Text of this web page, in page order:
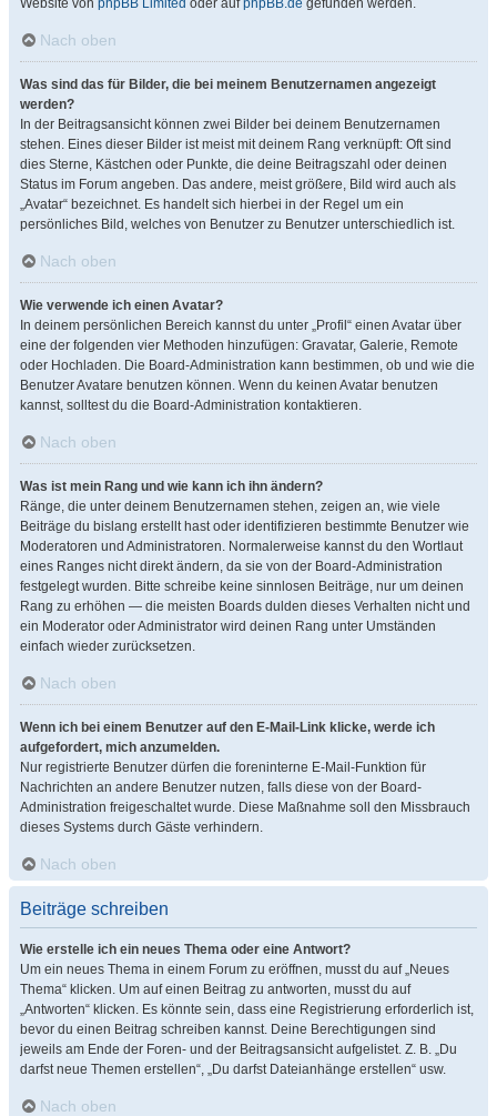
Website von phpBB Limited oder aufphpBB.de gefunden werden.
Nach oben
Was sind das für Bilder, die bei meinem Benutzernamen angezeigt
werden?
In der Beitragsansicht können zwei Bilder bei deinem Benutzernamen
stehen. Eines dieser Bilder ist meist mit deinem Rang verknüpft: Oft sind
dies Sterne, Kästchen oder Punkte, die deine Beitragszahl oder deinen
Status im Forum angeben. Das andere, meist größere, Bild wird auch als
„Avatar“ bezeichnet. Es handelt sich hierbei in der Regel um ein
persönliches Bild, welches von Benutzer zu Benutzer unterschiedlich ist.
Nach oben
Wie verwende ich einen Avatar?
In deinem persönlichen Bereich kannst du unter „Profil“ einen Avatar über
eine der folgenden vier Methoden hinzufügen: Gravatar, Galerie, Remote
oder Hochladen. Die Board-Administration kann bestimmen, ob und wie die
Benutzer Avatare benutzen können. Wenn du keinen Avatar benutzen
kannst, solltest du die Board-Administration kontaktieren.
Nach oben
Was ist mein Rang und wie kann ich ihn ändern?
Ränge, die unter deinem Benutzernamen stehen, zeigen an, wie viele
Beiträge du bislang erstellt hast oder identifizieren bestimmte Benutzer wie
Moderatoren und Administratoren. Normalerweise kannst du den Wortlaut
eines Ranges nicht direkt ändern, da sie von der Board-Administration
festgelegt wurden. Bitte schreibe keine sinnlosen Beiträge, nur um deinen
Rang zu erhöhen — die meisten Boards dulden dieses Verhalten nicht und
ein Moderator oder Administrator wird deinen Rang unter Umständen
einfach wieder zurücksetzen.
Nach oben
Wenn ich bei einem Benutzer auf den E-Mail-Link klicke, werde ich
aufgefordert, mich anzumelden.
Nur registrierte Benutzer dürfen die foreninterne E-Mail-Funktion für
Nachrichten an andere Benutzer nutzen, falls diese von der Board-
Administration freigeschaltet wurde. Diese Maßnahme soll den Missbrauch
dieses Systems durch Gäste verhindern.
Nach oben
Beiträge schreiben
Wie erstelle ich ein neues Thema oder eine Antwort?
Um ein neues Thema in einem Forum zu eröffnen, musst du auf „Neues
Thema“ klicken. Um auf einen Beitrag zu antworten, musst du auf
„Antworten“ klicken. Es könnte sein, dass eine Registrierung erforderlich ist,
bevor du einen Beitrag schreiben kannst. Deine Berechtigungen sind
jeweils am Ende der Foren- und der Beitragsansicht aufgelistet. Z. B. „Du
darfst neue Themen erstellen“, „Du darfst Dateianhänge erstellen“ usw.
Nach oben